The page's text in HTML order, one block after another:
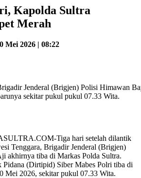
Kapolda Sultra
Merah
Mei 2026 | 08:22
Jenderal (Brigjen) Polisi Himawan
sekitar pukul pukul 07.33 Wita.
Tiga hari setelah dilantik
Tenggara, Brigadir Jenderal (Brigjen)
akhirnya tiba di Markas Polda Sultra.
(Dirtipid) Siber Mabes Polri tiba di
Mei 2026, sekitar pukul 07.33 Wita.